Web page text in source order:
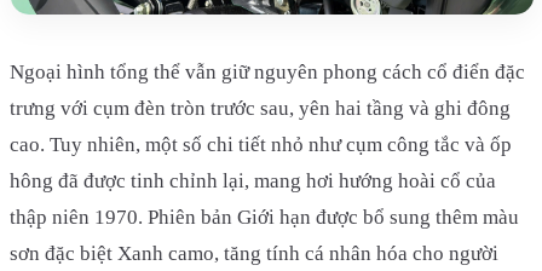
Ngoại hình tổng thể vẫn giữ nguyên phong cách cổ điển đặc
trưng với cụm đèn tròn trước sau, yên hai tầng và ghi đông
cao. Tuy nhiên, một số chi tiết nhỏ như cụm công tắc và ốp
hông đã được tinh chỉnh lại, mang hơi hướng hoài cổ của
thập niên 1970. Phiên bản Giới hạn được bổ sung thêm màu
sơn đặc biệt Xanh camo, tăng tính cá nhân hóa cho người